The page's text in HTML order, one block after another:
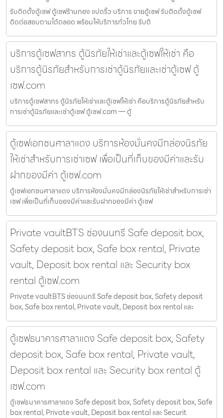
รับติดตั้งตู้เซฟ ตู้เซฟร้านทอง แปดริ้ว บริการ ขายตู้เซฟ รับติดตั้งตู้เซฟ
ติดต่อสอบถามได้ตลอด พร้อมให้บริการทั่วไทย รับติ
บริการตู้เซฟสาทร ตู้นิรภัยให้เช่าและตู้เซฟให้เช่า คือ
บริการตู้นิรภัยสำหรับการเช่าตู้นิรภัยและเช่าตู้เซฟ ตู้
เซฟ.com
บริการตู้เซฟสาทร ตู้นิรภัยให้เช่าและตู้เซฟให้เช่า คือบริการตู้นิรภัยสำหรับ
การเช่าตู้นิรภัยและเช่าตู้เซฟ ตู้เซฟ.com — ตู้
ตู้เซฟเอกชนศาลาแดง บริการห้องมั่นคงมีกล่องนิรภัย
ให้เช่าสำหรับการเช่าเซฟ เพื่อเป็นที่เก็บของมีค่าและรับ
ฝากของมีค่า ตู้เซฟ.com
ตู้เซฟเอกชนศาลาแดง บริการห้องมั่นคงมีกล่องนิรภัยให้เช่าสำหรับการเช่า
เซฟ เพื่อเป็นที่เก็บของมีค่าและรับฝากของมีค่า ตู้เซฟ
Private vaultBTS ช่องนนทรี Safe deposit box,
Safety deposit box, Safe box rental, Private
vault, Deposit box rental และ Security box
rental ตู้เซฟ.com
Private vaultBTS ช่องนนทรี Safe deposit box, Safety deposit
box, Safe box rental, Private vault, Deposit box rental และ
ตู้เซฟธนาคารศาลาแดง Safe deposit box, Safety
deposit box, Safe box rental, Private vault,
Deposit box rental และ Security box rental ตู้
เซฟ.com
ตู้เซฟธนาคารศาลาแดง Safe deposit box, Safety deposit box, Safe
box rental, Private vault, Deposit box rental และ Securit